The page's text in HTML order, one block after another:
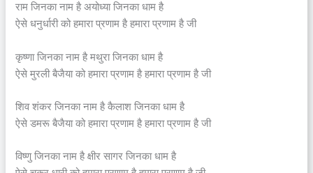
राम जिनका नाम है अयोध्या जिनका धाम है
ऐसे धनुर्धारी को हमारा प्रणाम है हमारा प्रणाम है जी
कृष्णा जिनका नाम है मथुरा जिनका धाम है
ऐसे मुरली बैजैया को हमारा प्रणाम है हमारा प्रणाम है जी
शिव शंकर जिनका नाम है कैलाश जिनका धाम है
ऐसे डमरू बैजैया को हमारा प्रणाम है हमारा प्रणाम है जी
विष्णु जिनका नाम है क्षीर सागर जिनका धाम है